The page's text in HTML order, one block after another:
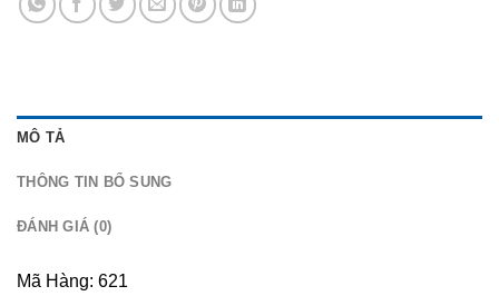
MÔ TẢ
THÔNG TIN BỔ SUNG
ĐÁNH GIÁ (0)
Mã Hàng: 621